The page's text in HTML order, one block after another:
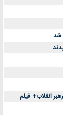
انقلاب+ فیلم